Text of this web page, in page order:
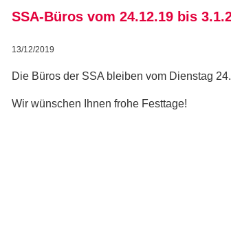
SSA-Büros vom 24.12.19 bis
13/12/2019
Die Büros der SSA bleiben vom Dienstag
Wir wünschen Ihnen frohe Festtage!